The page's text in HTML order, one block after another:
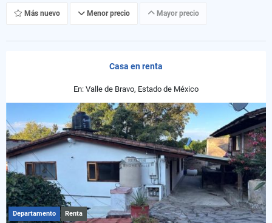
Más nuevo Menor precio Mayor precio
Casa en renta
En: Valle de Bravo, Estado de México
Departamento Renta